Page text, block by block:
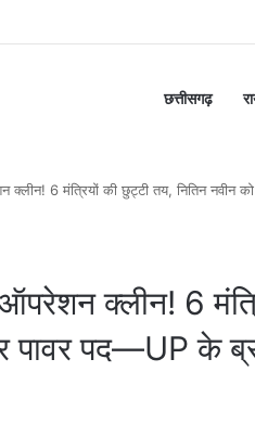
छत्तीसगढ़
क्लीन! 6 मंत्रियों की छुट्टी तय, नितिन नवीन
क्लीन! 6
पावर पद—UP के